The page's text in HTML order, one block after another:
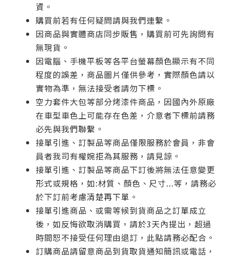
資。
購買前若有任何疑問請與我們連繫。
因商品與實體商店同步販售，購買前可先詢問有
無現貨。
因電腦、手機平板等各平台螢幕顏色顯示有不同
程度的誤差，商品圖片僅供參考，實際顏色請以
實物為準，無法接受者請勿下標。
空力套件大包等部分烤漆件商品，因國內外原廠
在車型車色上可能存在色差，介意者下標前請務
必先與我們聯繫。
接單引進、訂製品等商品僅限服務於會員，非會
員者我司有權婉拒為其服務，請見諒。
接單引進、訂製品等商品下訂後將無法任意變更
形式或規格，如:材質、顏色、尺寸...等，請務必
於下訂前考慮清楚再下單。
接單引進商品、或需等候到貨商品之訂單成立
後，如反悔欲取消購買，請於3天內提出，超過
時間恕不接受任何理由退訂，此點請務必配合。
訂購商品請留意商品到貨取貨通知簡訊或電話，